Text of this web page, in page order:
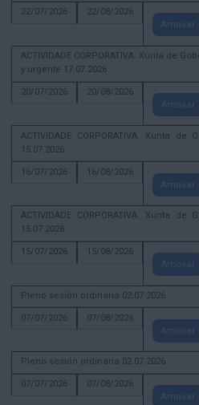
22/07/2026
22/08/2026
Amosar
ACTIVIDADE CORPORATIVA. Xunta de
y urgente 17.07.2026
20/07/2026
20/08/2026
Amosar
ACTIVIDADE CORPORATIVA. Xunta
15.07.2026
16/07/2026
16/08/2026
Amosar
ACTIVIDADE CORPORATIVA. Xunta
15.07.2026
15/07/2026
15/08/2026
Amosar
Pleno sesión ordinaria 02.07.2026
07/07/2026
07/08/2026
Amosar
Pleno sesión ordinaria 02.07.2026
07/07/2026
07/08/2026
Amosar